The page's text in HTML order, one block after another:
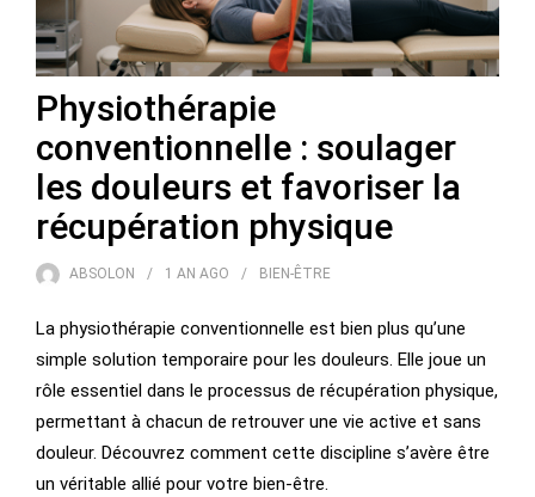
Physiothérapie
conventionnelle : soulager
les douleurs et favoriser la
récupération physique
ABSOLON 1 AN AGO BIEN-ÊTRE
La physiothérapie conventionnelle est bien plus qu’une
simple solution temporaire pour les douleurs. Elle joue un
rôle essentiel dans le processus de récupération physique,
permettant à chacun de retrouver une vie active et sans
douleur. Découvrez comment cette discipline s’avère être
un véritable allié pour votre bien-être.